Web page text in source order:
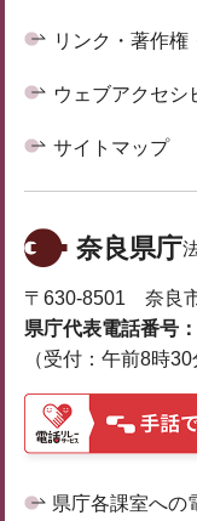
リンク・著作権
ウェブアクセシ
サイトマップ
奈良県庁
〒630-8501 奈良
県庁代表電話番号：
（受付：午前8時
県庁各課室への